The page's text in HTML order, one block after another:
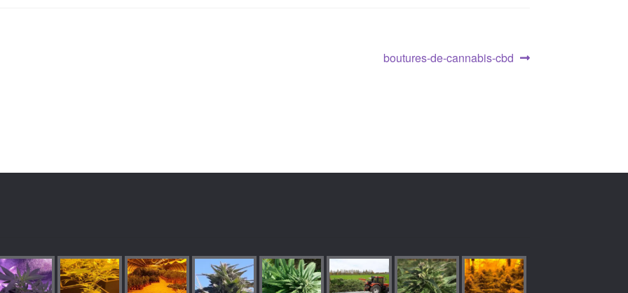
Article
boutures-de-cannabis-cbd